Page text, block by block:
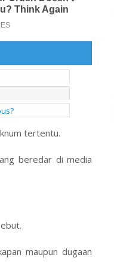
tertentu.
beredar di media
maupun dugaan